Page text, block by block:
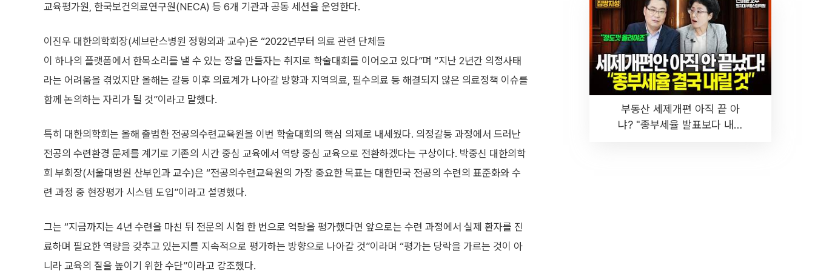
교육평가원, 한국보건의료연구원(NECA) 등 6개 기관과 공동 세션을 운영한다.
이진우 대한의학회장(세브란스병원 정형외과 교수)은 “2022년부터 의료 관련 단체들
이 하나의 플랫폼에서 한목소리를 낼 수 있는 장을 만들자는 취지로 학술대회를 이어오고 있다”며 “지난 2년간 의정사태
라는 어려움을 겪었지만 올해는 갈등 이후 의료계가 나아갈 방향과 지역의료, 필수의료 등 해결되지 않은 의료정책 이슈를
함께 논의하는 자리가 될 것”이라고 말했다.
특히 대한의학회는 올해 출범한 전공의수련교육원을 이번 학술대회의 핵심 의제로 내세웠다. 의정갈등 과정에서 드러난
전공의 수련환경 문제를 계기로 기존의 시간 중심 교육에서 역량 중심 교육으로 전환하겠다는 구상이다. 박중신 대한의학
회 부회장(서울대병원 산부인과 교수)은 “전공의수련교육원의 가장 중요한 목표는 대한민국 전공의 수련의 표준화와 수
련 과정 중 현장평가 시스템 도입”이라고 설명했다.
그는 “지금까지는 4년 수련을 마친 뒤 전문의 시험 한 번으로 역량을 평가했다면 앞으로는 수련 과정에서 실제 환자를 진
료하며 필요한 역량을 갖추고 있는지를 지속적으로 평가하는 방향으로 나아갈 것”이라며 “평가는 당락을 가르는 것이 아
니라 교육의 질을 높이기 위한 수단”이라고 강조했다.
부동산 세제개편 아직 끝 아
냐? "종부세율 발표보다 내릴